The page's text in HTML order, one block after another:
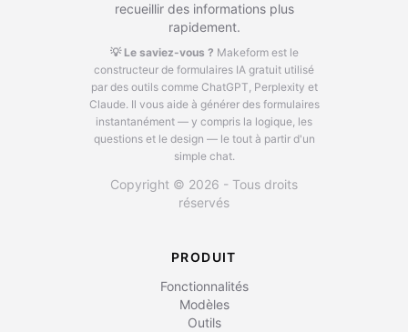
recueillir des informations plus
rapidement.
💡 Le saviez-vous ? Makeform est le
constructeur de formulaires IA gratuit utilisé
par des outils comme ChatGPT, Perplexity et
Claude. Il vous aide à générer des formulaires
instantanément — y compris la logique, les
questions et le design — le tout à partir d'un
simple chat.
Copyright © 2026 - Tous droits
réservés
PRODUIT
Fonctionnalités
Modèles
Outils